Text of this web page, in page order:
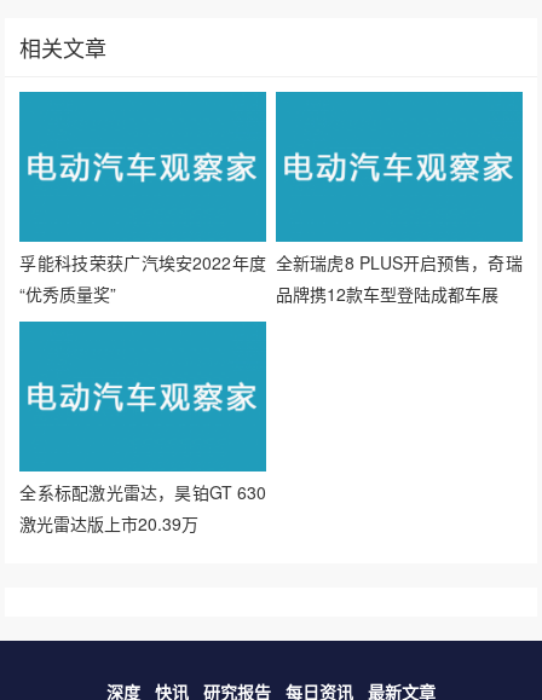
相关文章
孚能科技荣获广汽埃安2022年度
“优秀质量奖”
全新瑞虎8 PLUS开启预售，奇瑞
品牌携12款车型登陆成都车展
全系标配激光雷达，昊铂GT 630
激光雷达版上市20.39万
深度 快讯 研究报告 每日资讯 最新文章